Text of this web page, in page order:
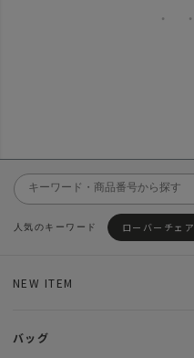
ローバーチェア
NEW ITEM
バッグ